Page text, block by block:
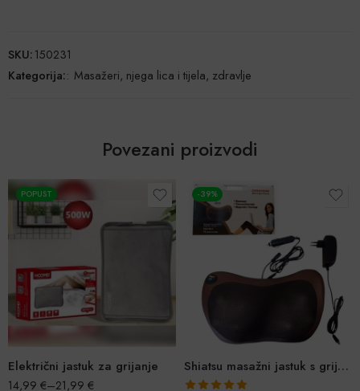
SKU:150231
Kategorija:: Masažeri, njega lica i tijela, zdravlje
Povezani proizvodi
grijanje Shiatsu masažni jastuk s grijanjem za kuću i auto